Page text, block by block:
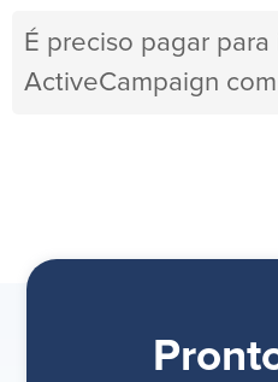
É preciso pagar
ActiveCampaign com